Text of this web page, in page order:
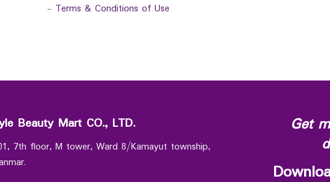
- Terms & Conditions of Use
Beauty Mart CO., LTD.
7th floor, M tower, Ward 8/Kamayut township,
Get